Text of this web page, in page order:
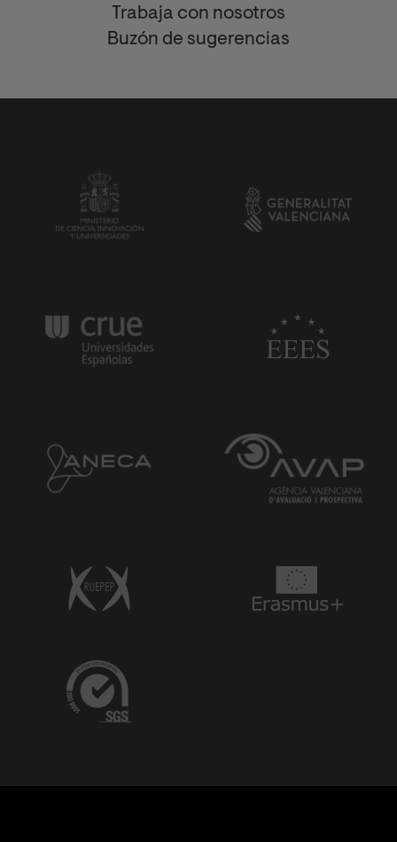
Trabaja con nosotros
Buzón de sugerencias